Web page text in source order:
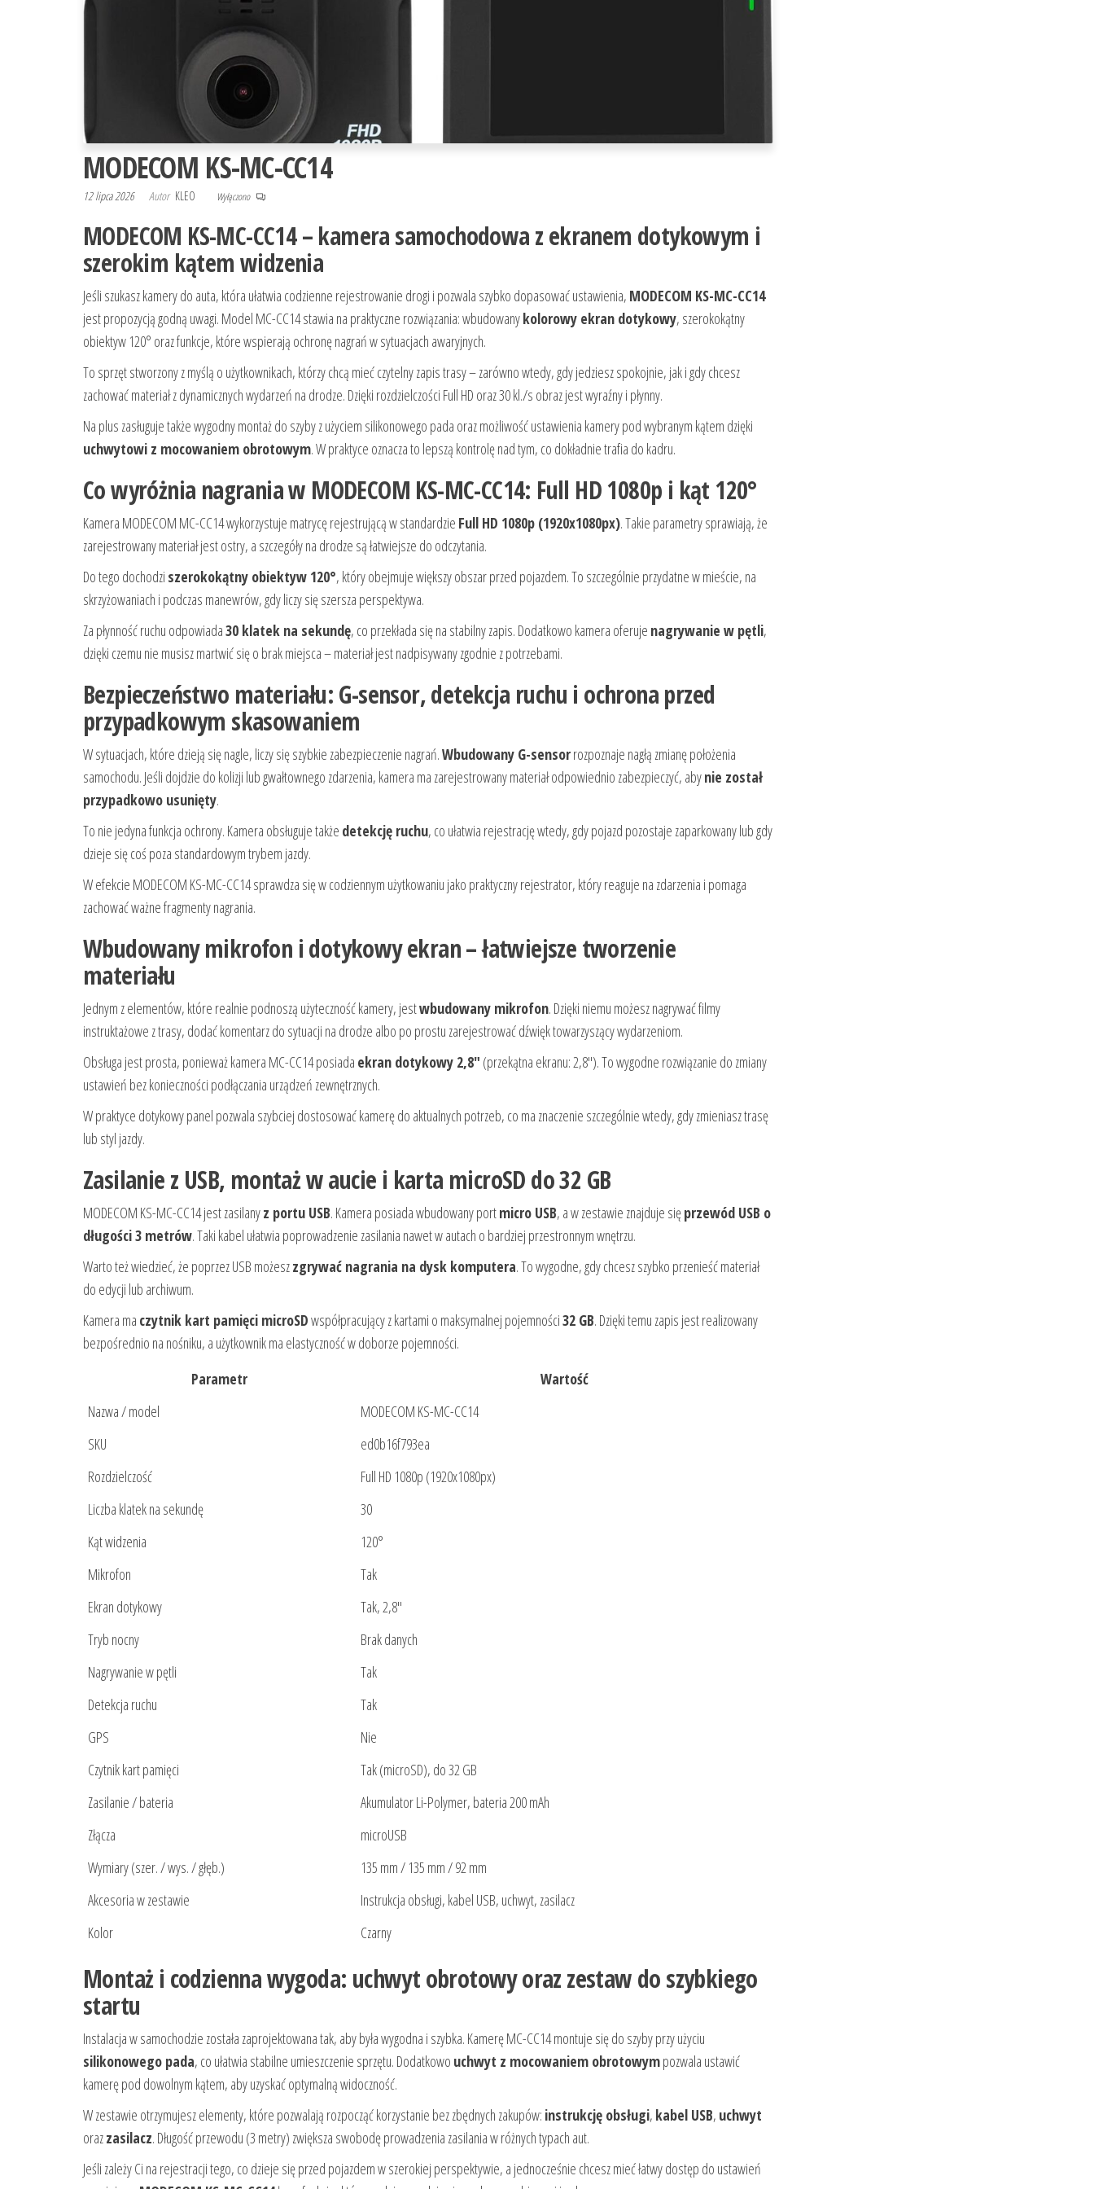
MODECOM KS-MC-CC14
12 lipca 2026 Autor KLEO Wyłączono
MODECOM KS-MC-CC14 – kamera samochodowa z ekranem dotykowym i
szerokim kątem widzenia
Jeśli szukasz kamery do auta, która ułatwia codzienne rejestrowanie drogi i pozwala szybko dopasować ustawienia, MODECOM KS-MC-CC14
jest propozycją godną uwagi. Model MC-CC14 stawia na praktyczne rozwiązania: wbudowanykolorowy ekran dotykowy, szerokokątny
obiektyw 120° oraz funkcje, które wspierają ochronę nagrań w sytuacjach awaryjnych.
To sprzęt stworzony z myślą o użytkownikach, którzy chcą mieć czytelny zapis trasy – zarówno wtedy, gdy jedziesz spokojnie, jak i gdy chcesz
zachować materiał z dynamicznych wydarzeń na drodze. Dzięki rozdzielczości Full HD oraz 30 kl./s obraz jest wyraźny i płynny.
Na plus zasługuje także wygodny montaż do szyby z użyciem silikonowego pada oraz możliwość ustawienia kamery pod wybranym kątem dzięki
uchwytowi z mocowaniem obrotowym. W praktyce oznacza to lepszą kontrolę nad tym, co dokładnie trafia do kadru.
Co wyróżnia nagrania w MODECOM KS-MC-CC14: Full HD 1080p i kąt 120°
Kamera MODECOM MC-CC14 wykorzystuje matrycę rejestrującą w standardzie Full HD 1080p (1920x1080px). Takie parametry sprawiają, że
zarejestrowany materiał jest ostry, a szczegóły na drodze są łatwiejsze do odczytania.
Do tego dochodzi szerokokątny obiektyw 120°, który obejmuje większy obszar przed pojazdem. To szczególnie przydatne w mieście, na
skrzyżowaniach i podczas manewrów, gdy liczy się szersza perspektywa.
Za płynność ruchu odpowiada30 klatek na sekundę, co przekłada się na stabilny zapis. Dodatkowo kamera oferuje nagrywanie w pętli,
dzięki czemu nie musisz martwić się o brak miejsca – materiał jest nadpisywany zgodnie z potrzebami.
Bezpieczeństwo materiału: G-sensor, detekcja ruchu i ochrona przed
przypadkowym skasowaniem
W sytuacjach, które dzieją się nagle, liczy się szybkie zabezpieczenie nagrań.Wbudowany G-sensorrozpoznaje nagłą zmianę położenia
samochodu. Jeśli dojdzie do kolizji lub gwałtownego zdarzenia, kamera ma zarejestrowany materiał odpowiednio zabezpieczyć, abynie został
przypadkowo usunięty.
To nie jedyna funkcja ochrony. Kamera obsługuje także detekcję ruchu, co ułatwia rejestrację wtedy, gdy pojazd pozostaje zaparkowany lub gdy
dzieje się coś poza standardowym trybem jazdy.
W efekcie MODECOM KS-MC-CC14 sprawdza się w codziennym użytkowaniu jako praktyczny rejestrator, który reaguje na zdarzenia i pomaga
zachować ważne fragmenty nagrania.
Wbudowany mikrofon i dotykowy ekran – łatwiejsze tworzenie
materiału
Jednym z elementów, które realnie podnoszą użyteczność kamery, jestwbudowany mikrofon. Dzięki niemu możesz nagrywać filmy
instruktażowe z trasy, dodać komentarz do sytuacji na drodze albo po prostu zarejestrować dźwięk towarzyszący wydarzeniom.
Obsługa jest prosta, ponieważ kamera MC-CC14 posiada ekran dotykowy 2,8″ (przekątna ekranu: 2,8″). To wygodne rozwiązanie do zmiany
ustawień bez konieczności podłączania urządzeń zewnętrznych.
W praktyce dotykowy panel pozwala szybciej dostosować kamerę do aktualnych potrzeb, co ma znaczenie szczególnie wtedy, gdy zmieniasz trasę
lub styl jazdy.
Zasilanie z USB, montaż w aucie i karta microSD do 32 GB
MODECOM KS-MC-CC14 jest zasilanyz portu USB. Kamera posiada wbudowany portmicro USB, a w zestawie znajduje sięprzewód USB o
długości 3 metrów. Taki kabel ułatwia poprowadzenie zasilania nawet w autach o bardziej przestronnym wnętrzu.
Warto też wiedzieć, że poprzez USB możeszzgrywać nagrania na dysk komputera. To wygodne, gdy chcesz szybko przenieść materiał
do edycji lub archiwum.
Kamera ma czytnik kart pamięci microSDwspółpracujący z kartami o maksymalnej pojemności32 GB. Dzięki temu zapis jest realizowany
bezpośrednio na nośniku, a użytkownik ma elastyczność w doborze pojemności.
Parametr
Wartość
Nazwa / model
MODECOM KS-MC-CC14
SKU
ed0b16f793ea
Rozdzielczość
Full HD 1080p (1920x1080px)
Liczba klatek na sekundę
30
Kąt widzenia
120°
Mikrofon
Tak
Ekran dotykowy
Tak, 2,8″
Tryb nocny
Brak danych
Nagrywanie w pętli
Tak
Detekcja ruchu
Tak
GPS
Nie
Czytnik kart pamięci
Tak (microSD), do 32 GB
Zasilanie / bateria
Akumulator Li-Polymer, bateria 200 mAh
Złącza
microUSB
Wymiary (szer. / wys. / głęb.)
135 mm / 135 mm / 92 mm
Akcesoria w zestawie
Instrukcja obsługi, kabel USB, uchwyt, zasilacz
Kolor
Czarny
Montaż i codzienna wygoda: uchwyt obrotowy oraz zestaw do szybkiego
startu
Instalacja w samochodzie została zaprojektowana tak, aby była wygodna i szybka. Kamerę MC-CC14 montuje się do szyby przy użyciu
silikonowego pada, co ułatwia stabilne umieszczenie sprzętu. Dodatkowo uchwyt z mocowaniem obrotowympozwala ustawić
kamerę pod dowolnym kątem, aby uzyskać optymalną widoczność.
W zestawie otrzymujesz elementy, które pozwalają rozpocząć korzystanie bez zbędnych zakupów: instrukcję obsługi, kabel USB, uchwyt
orazzasilacz. Długość przewodu (3 metry) zwiększa swobodę prowadzenia zasilania w różnych typach aut.
Jeśli zależy Ci na rejestracji tego, co dzieje się przed pojazdem w szerokiej perspektywie, a jednocześnie chcesz mieć łatwy dostęp do ustawień